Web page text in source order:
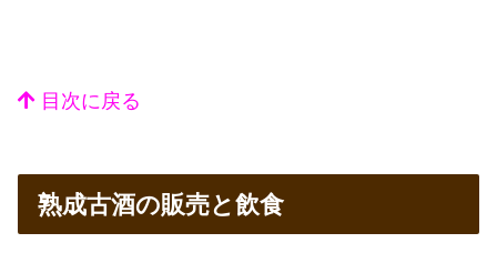
目次に戻る
熟成古酒の販売と飲食